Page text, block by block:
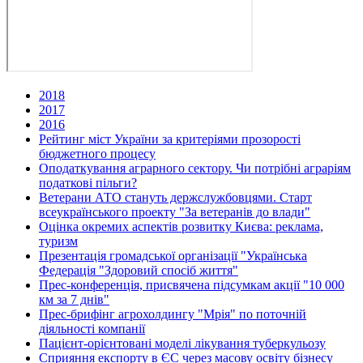
2018
2017
2016
Рейтинг міст України за критеріями прозорості
бюджетного процесу
Оподаткування аграрного сектору. Чи потрібні аграріям
податкові пільги?
Ветерани АТО стануть держслужбовцями. Старт
всеукраїнського проекту "За ветеранів до влади"
Оцінка окремих аспектів розвитку Києва: реклама,
туризм
Презентація громадської організації "Українська
Федерація "Здоровий спосіб життя"
Прес-конференція, присвячена підсумкам акції "10 000
км за 7 днів"
Прес-брифінг агрохолдингу "Мрія" по поточній
діяльності компанії
Пацієнт-орієнтовані моделі лікування туберкульозу
Сприяння експорту в ЄС через масову освіту бізнесу